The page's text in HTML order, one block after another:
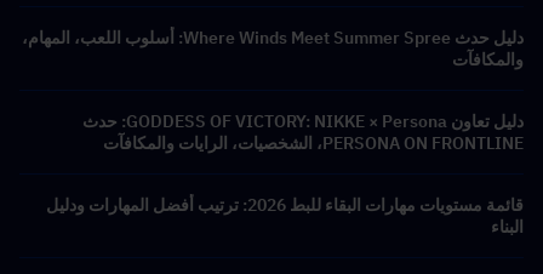
دليل حدث Where Winds Meet Summer Spree: أسلوب اللعب، المهام،
والمكافآت
دليل تعاون GODDESS OF VICTORY: NIKKE × Persona: حدث
PERSONA ON FRONTLINE، الشخصيات، الرايات والمكافآت
قائمة مستويات مهارات البقاء للبط 2026: ترتيب أفضل المهارات ودليل
البناء